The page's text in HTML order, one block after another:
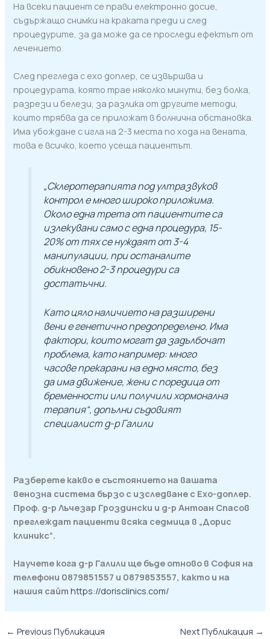
На всеки пациент се прави електронно досие,
съдържащо снимки на краката преди и след
процедурите, за да може да се проследи ефектът от
лечението.
След прегледа с ехо доплер, се извършва и
процедурата, която трае няколко минути, без болка,
разрези и белези, за разлика от другите методи,
които трябва да се приложат в болнична обстановка.
Има убождане с игла на 2-3 места по хода на вената,
това е всичко, което усеща пациентът.
„Склеротерапията под ултразвуков
контрол е много широко приложима.
Около една трета от пациентите са
излекувани само с една процедура, 15-
20% от тях се нуждаят от 3-4
манипулации, при останалите
обикновено 2-3 процедури са
достатъчни.
Като цяло наличието на разширени
вени е генетично предопределено. Има
фактори, които могат да задълбочат
проблема, като например: много
часове прекарани на едно място, без
да има движение, жени с поредица от
бременности или получили хормонална
терапия“, допълни съдовият
специалист д-р Галили
Разберете какво е състоянието на вашата
венозна система бързо с изследване с Ехо-доплер.
Проф. д-р Лъчезар Гроздински и д-р Антоан Спасов
преглеждат пациенти всяка седмица в „Дорис
клиникс“.
Научете кога д-р Галили ще бъде отново в София на
телефони 0879851557 и 0879853557, както и на
нашия сайтhttps://dorisclinics.com/
← Previous Публикация Next Публикация →